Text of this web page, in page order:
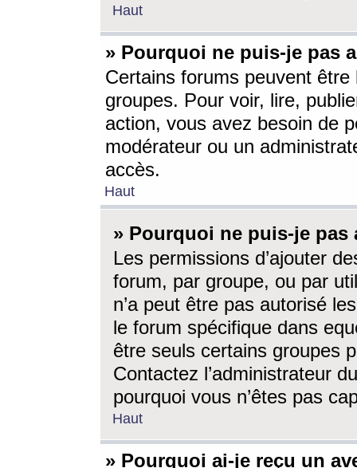
Haut
» Pourquoi ne puis-je pas
Certains forums peuvent être
groupes. Pour voir, lire,
action, vous avez besoin de
modérateur ou un
accès.
Haut
» Pourquoi ne puis-je
Les permissions d’ajouter
forum, par groupe, ou par
n’a peut être pas autorisé
le forum spécifique dans
être seuls certains groupes
Contactez l’administrateur
pourquoi vous n’êtes pas
Haut
» Pourquoi ai-je reçu un